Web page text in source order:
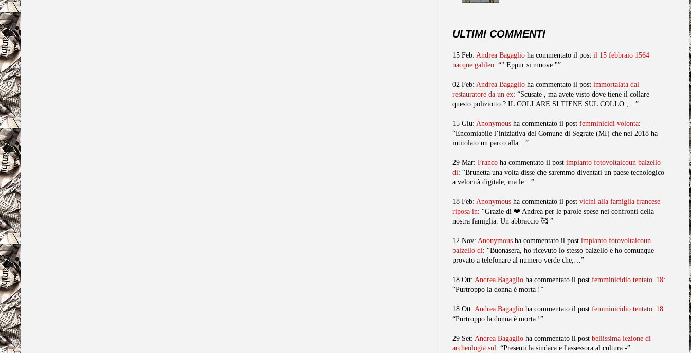
ULTIMI COMMENTI
15 Feb: Andrea Bagaglio ha commentato il post il 15 febbraio 1564
nacque galileo: “" Eppur si muove "”
02 Feb: Andrea Bagaglio ha commentato il post immortalata dal
restauratore da un ex: “Scusate , ma avete visto dove tiene il collare
questo poliziotto ? IL COLLARE SI TIENE SUL COLLO ,…”
15 Giu: Anonymous ha commentato il post femminicidi volonta:
“Encomiabile l’iniziativa del Comune di Segrate (MI) che nel 2018 ha
intitolato un parco alla…”
29 Mar: Franco ha commentato il post impianto fotovoltaicoun balzello
di: “Brunetta una volta disse che saremmo diventati un paese tecnologico
a velocità digitale, ma le…”
18 Feb: Anonymous ha commentato il post vicini alla famiglia francese
riposa in: “Grazie di ❤️ Andrea per le parole spese nei confronti della
nostra famiglia. Un abbraccio 🥰 ”
12 Nov: Anonymous ha commentato il post impianto fotovoltaicoun
balzello di: “Buonasera, ho ricevuto lo stesso balzello e ho comunque
provato a telefonare al numero verde che,…”
18 Ott: Andrea Bagaglio ha commentato il post femminicidio tentato_18:
“Purtroppo la donna è morta !”
18 Ott: Andrea Bagaglio ha commentato il post femminicidio tentato_18:
“Purtroppo la donna è morta !”
29 Set: Andrea Bagaglio ha commentato il post bellissima lezione di
archeologia sul : “Presenti la sindaca e l'assessora al cultura -”